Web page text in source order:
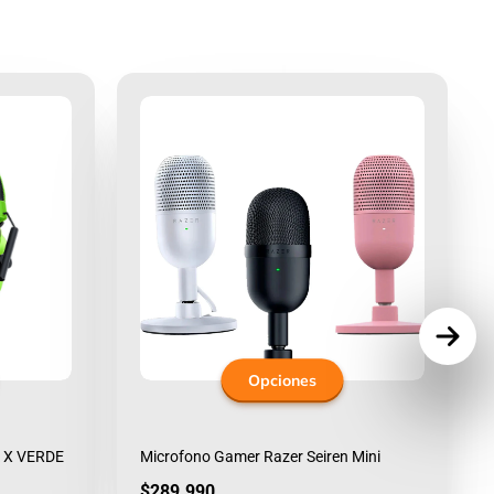
VERDE
Opciones
Microfono Gamer Razer Seiren Mini